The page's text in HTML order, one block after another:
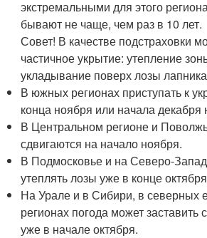
экстремальными для этого
бывают не чаще, чем раз в 10 лет.
Совет! В качестве подстраховки
частичное укрытие: утепление
укладывание поверх лозы
В южных регионах приступать к
конца ноября или начала декабря
В Центральном регионе и
сдвигаются на начало ноября.
В Подмосковье и на Северо-
утеплять лозы уже в конце
На Урале и в Сибири, в северных
регионах погода может заставить
уже в начале октября.